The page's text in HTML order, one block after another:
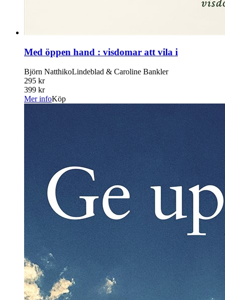
Med öppen hand : visdomar att vila i
Björn NatthikoLindeblad & Caroline Bankler
295 kr
399 kr
Mer infoKöp